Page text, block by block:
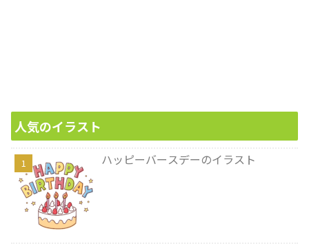
人気のイラスト
ハッピーバースデーのイラスト